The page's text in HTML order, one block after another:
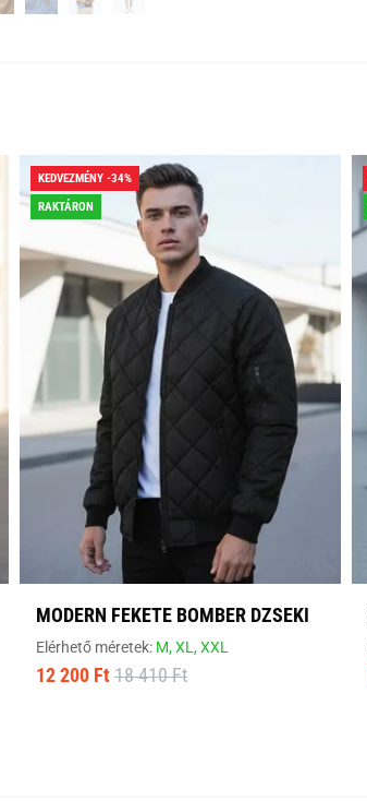
KEDVEZMÉNY -34%
RAKTÁRON
MODERN FEKETE BOMBER DZSEKI
Elérhető méretek: M,XL,XXL
12 200 Ft 18 410 Ft